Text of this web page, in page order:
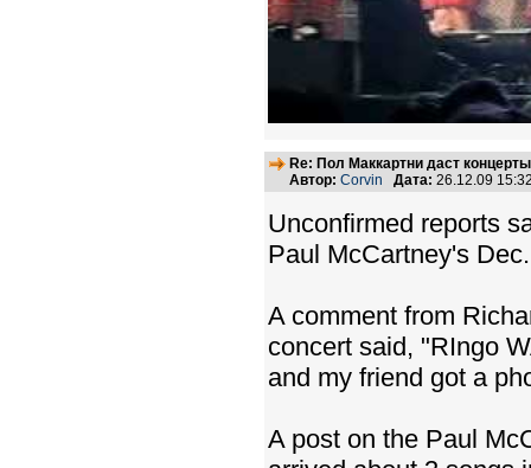
Re: Пол Маккартни даст
Автор: Corvin Дата: 26.12.09
Unconfirmed reports
Paul McCartney's
A comment from
concert said, "RIngo
and my friend got a
A post on the Paul